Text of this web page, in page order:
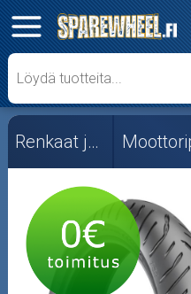
✕
Mopon osat
Skootterin osat
Crossipyörän osat
Moottoripyörän osat
Moottorikelkan osat
Renkaat ja vanteet